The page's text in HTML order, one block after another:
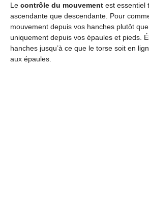
Le contrôle du mouvement est essentiel
ascendante que descendante. Pour
mouvement depuis vos hanches plutôt
uniquement depuis vos épaules et pieds.
hanches jusqu’à ce que le torse soit en
aux épaules.